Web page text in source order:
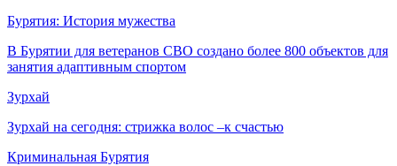
Бурятия: История мужества
В Бурятии для ветеранов СВО создано более 800 объектов для
занятия адаптивным спортом
Зурхай
Зурхай на сегодня: стрижка волос –к счастью
Криминальная Бурятия